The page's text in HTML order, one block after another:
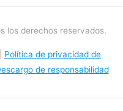
los derechos reservados.
Política de privacidad de
de responsabilidad